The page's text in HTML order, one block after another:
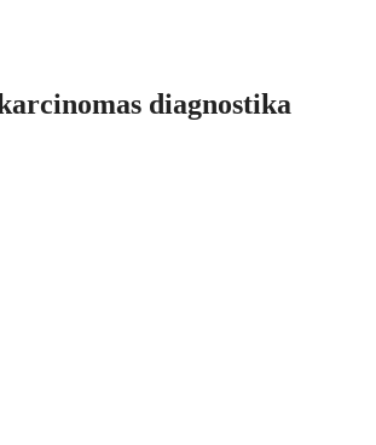
diagnostika